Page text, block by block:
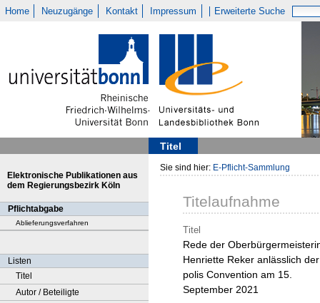
Home Neuzugänge Kontakt Impressum Erweiterte Suche
Titel
Elektronische Publikationen aus
dem Regierungsbezirk Köln
Pflichtabgabe
Ablieferungsverfahren
Listen
Titel
Autor / Beteiligte
Sie sind hier: E-Pflicht-Sammlung
Titelaufnahme
Titel
Rede der
Henriette Reker anlässlich der
polis Convention am 15.
September 2021